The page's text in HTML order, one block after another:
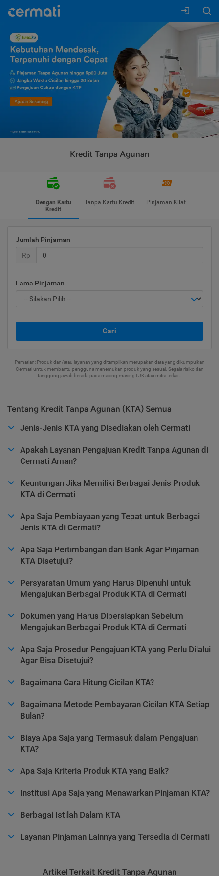
Kredit Tanpa Agunan
Dengan Kartu
Kredit
Tanpa Kartu Kredit Pinjaman Kilat
Jumlah Pinjaman
Rp
Lama Pinjaman
Cari
Perhatian: Produk dan/atau layanan yang ditampilkan merupakan data yang dikumpulkan
Cermati untuk membantu pengguna menemukan produk yang sesuai. Segala risiko dan
tanggung jawab berada pada masing-masing LJK atau mitra terkait.
Tentang Kredit Tanpa Agunan (KTA) Semua
Jenis-Jenis KTA yang Disediakan oleh Cermati
Apakah Layanan Pengajuan Kredit Tanpa Agunan di
Cermati Aman?
Keuntungan Jika Memiliki Berbagai Jenis Produk
KTA di Cermati
Apa Saja Pembiayaan yang Tepat untuk Berbagai
Jenis KTA di Cermati?
Apa Saja Pertimbangan dari Bank Agar Pinjaman
KTA Disetujui?
Persyaratan Umum yang Harus Dipenuhi untuk
Mengajukan Berbagai Produk KTA di Cermati
Dokumen yang Harus Dipersiapkan Sebelum
Mengajukan Berbagai Produk KTA di Cermati
Apa Saja Prosedur Pengajuan KTA yang Perlu Dilalui
Agar Bisa Disetujui?
Bagaimana Cara Hitung Cicilan KTA?
Bagaimana Metode Pembayaran Cicilan KTA Setiap
Bulan?
Biaya Apa Saja yang Termasuk dalam Pengajuan
KTA?
Apa Saja Kriteria Produk KTA yang Baik?
Institusi Apa Saja yang Menawarkan Pinjaman KTA?
Berbagai Istilah Dalam KTA
Layanan Pinjaman Lainnya yang Tersedia di Cermati
Artikel Terkait Kredit Tanpa Agunan